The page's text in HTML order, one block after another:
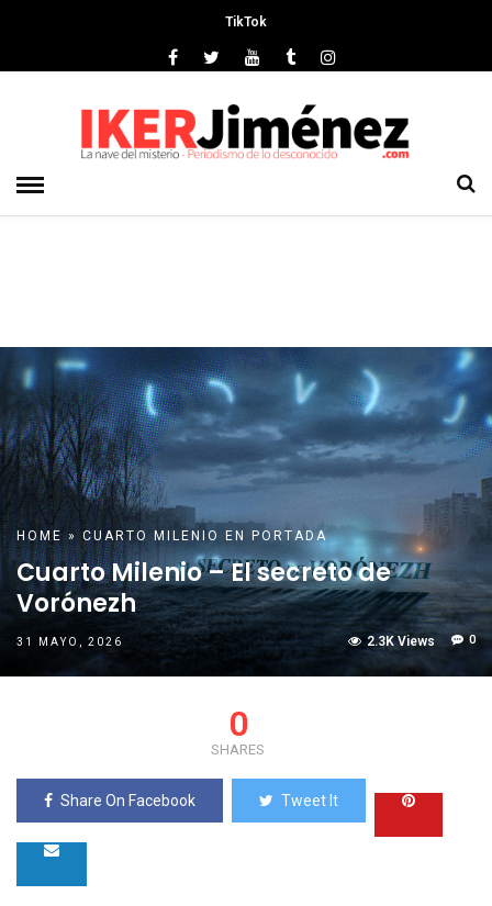
of type array|string is deprecated in
content/plugins/wordfence/vendor/wordfence/wf-
waf/src/lib/rules.phpon line1896
TikTok
HOME»CUARTO MILENIO EN PORTADA
Cuarto Milenio – El secreto de
Vorónezh
31 MAYO, 2026 0
2.3K Views
0
SHARES
Share On Facebook Tweet It